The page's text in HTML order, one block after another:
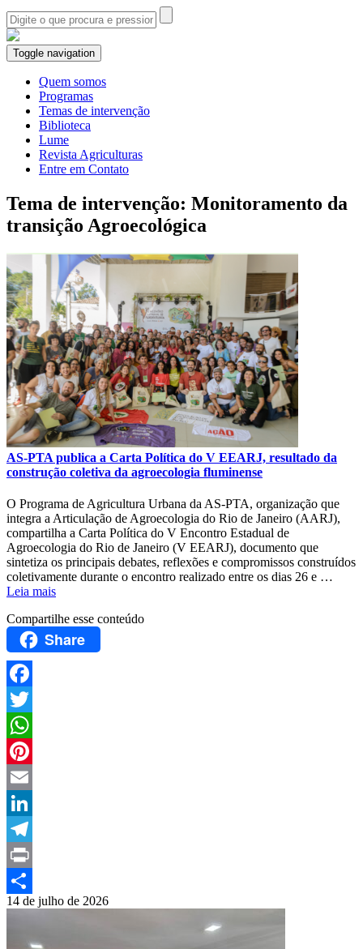
Toggle navigation
Quem somos
Programas
Temas de intervenção
Biblioteca
Lume
Revista Agriculturas
Entre em Contato
Tema de intervenção: Monitoramento da
transição Agroecológica
AS-PTA publica a Carta Política do V EEARJ, resultado da
construção coletiva da agroecologia fluminense
O Programa de Agricultura Urbana da AS-PTA, organização que
integra a Articulação de Agroecologia do Rio de Janeiro (AARJ),
compartilha a Carta Política do V Encontro Estadual de
Agroecologia do Rio de Janeiro (V EEARJ), documento que
sintetiza os principais debates, reflexões e compromissos construídos
coletivamente durante o encontro realizado entre os dias 26 e …
Leia mais
Compartilhe esse conteúdo
Share
Facebook
Twitter
WhatsApp
Pinterest
Email
LinkedIn
Telegram
Print
Compartilhar
14 de julho de 2026